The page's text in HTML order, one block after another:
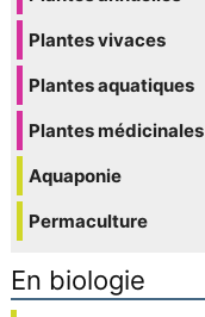
Plantes vivaces
Plantes aquatiques
Plantes médicinales
Aquaponie
Permaculture
En biologie